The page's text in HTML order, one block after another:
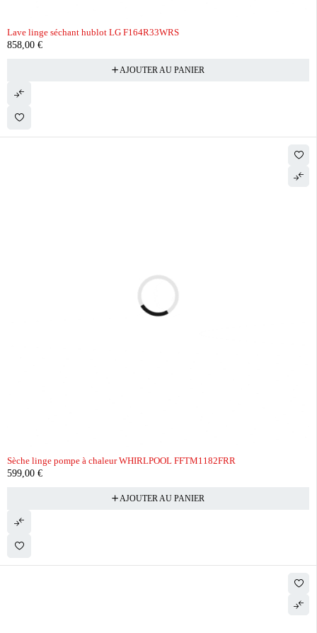
Lave linge séchant hublot LG F164R33WRS
858,00 €
AJOUTER AU PANIER
Sèche linge pompe à chaleur WHIRLPOOL FFTM1182FRR
599,00 €
AJOUTER AU PANIER